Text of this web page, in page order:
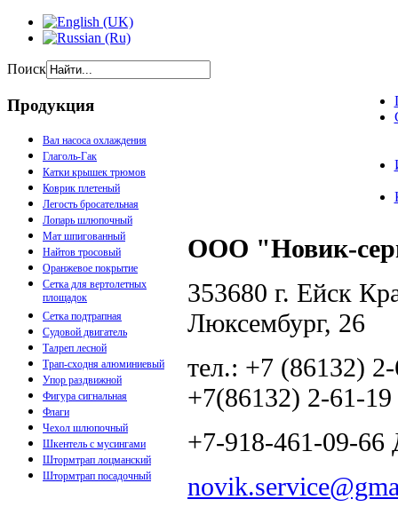
Поиск
Продукция
Вал насоса охлаждения
Глаголь-Гак
Катки крышек трюмов
Коврик плетеный
Легость бросательная
Лопарь шлюпочный
Мат шпигованный
Найтов тросовый
Оранжевое покрытие
Сетка для вертолетных
площадок
Сетка подтрапная
Судовой двигатель
Талреп лесной
Трап-сходня алюминиевый
Упор раздвижной
Фигура сигнальная
Флаги
Чехол шлюпочный
Шкентель с мусингами
Штормтрап лоцманский
Штормтрап посадочный
ООО "Новик-
353680 г. Ейск
Люксембург, 26
тел.: +7 (86132)
+7(86132) 2-61-19
+7-918-461-09-66